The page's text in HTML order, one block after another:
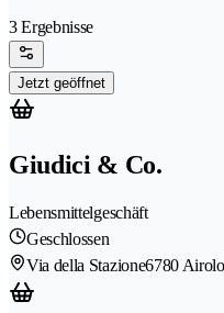
3 Ergebnisse
Jetzt geöffnet
Giudici & Co.
Lebensmittelgeschäft
Geschlossen
Via della Stazione6780 Airolo